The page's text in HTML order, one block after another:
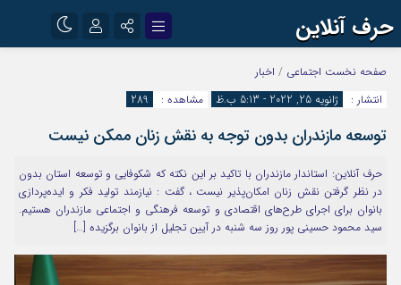
حرف آنلاین
اینستاگرام
آپارات
رمز عبور
مرا به خاطر بسپار
صفحه نخست اجتماعی / اخبار
انتشار :
ژانویه 25, 2022 - 5:13 ب.ظ مشاهده : 289
توسعه مازندران بدون توجه به نقش زنان ممکن نیست
حرف آنلاین: استاندار مازندران با تاکید بر این نکته که شکوفایی و توسعه استان بدون
در نظر گرفتن نقش زنان امکان‌پذیر نیست ، گفت : نیازمند تولید فکر و ایده‌پردازی
بانوان برای اجرای طرح‌های اقتصادی و توسعه فرهنگی و اجتماعی مازندران هستیم.
سید محمود حسینی پور روز سه شنبه در آیین تجلیل از بانوان برگزیده […]